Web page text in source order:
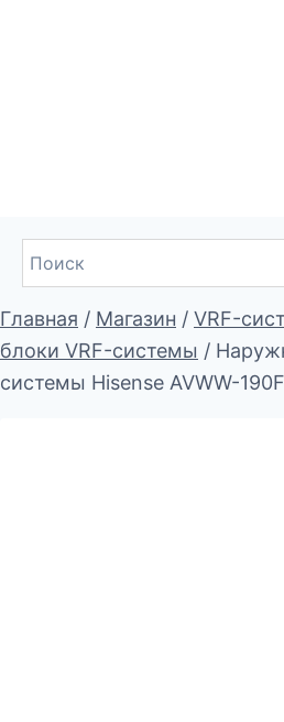
Главная / Магазин / VRF-
блоки VRF-системы /
системы Hisense AVWW-